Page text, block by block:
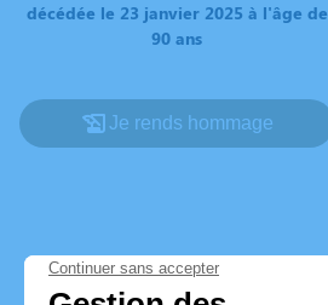
décédée le 23 janvier 2025 à l'âge de
90 ans
Je rends hommage